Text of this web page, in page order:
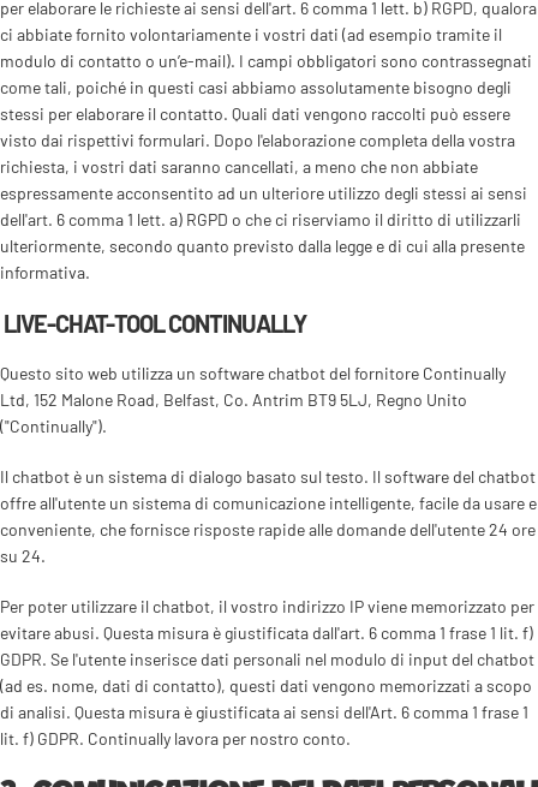
per elaborare le richieste ai sensi dell'art. 6 comma 1 lett. b) RGPD, qualora
ci abbiate fornito volontariamente i vostri dati (ad esempio tramite il
modulo di contatto o un’e-mail). I campi obbligatori sono contrassegnati
come tali, poiché in questi casi abbiamo assolutamente bisogno degli
stessi per elaborare il contatto. Quali dati vengono raccolti può essere
visto dai rispettivi formulari. Dopo l'elaborazione completa della vostra
richiesta, i vostri dati saranno cancellati, a meno che non abbiate
espressamente acconsentito ad un ulteriore utilizzo degli stessi ai sensi
dell'art. 6 comma 1 lett. a) RGPD o che ci riserviamo il diritto di utilizzarli
ulteriormente, secondo quanto previsto dalla legge e di cui alla presente
informativa.
LIVE-CHAT-TOOL CONTINUALLY
Questo sito web utilizza un software chatbot del fornitore Continually
Ltd, 152 Malone Road, Belfast, Co. Antrim BT9 5LJ, Regno Unito
("Continually").
Il chatbot è un sistema di dialogo basato sul testo. Il software del chatbot
offre all'utente un sistema di comunicazione intelligente, facile da usare e
conveniente, che fornisce risposte rapide alle domande dell'utente 24 ore
su 24.
Per poter utilizzare il chatbot, il vostro indirizzo IP viene memorizzato per
evitare abusi. Questa misura è giustificata dall'art. 6 comma 1 frase 1 lit. f)
GDPR. Se l'utente inserisce dati personali nel modulo di input del chatbot
(ad es. nome, dati di contatto), questi dati vengono memorizzati a scopo
di analisi. Questa misura è giustificata ai sensi dell'Art. 6 comma 1 frase 1
lit. f) GDPR. Continually lavora per nostro conto.